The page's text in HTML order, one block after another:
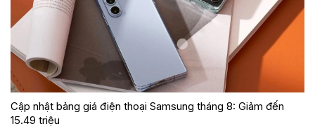
Cập nhật bảng giá điện thoại Samsung tháng 8: Giảm đến
15.49 triệu